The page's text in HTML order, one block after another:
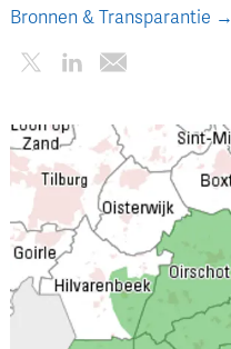
Bronnen & Transparantie →